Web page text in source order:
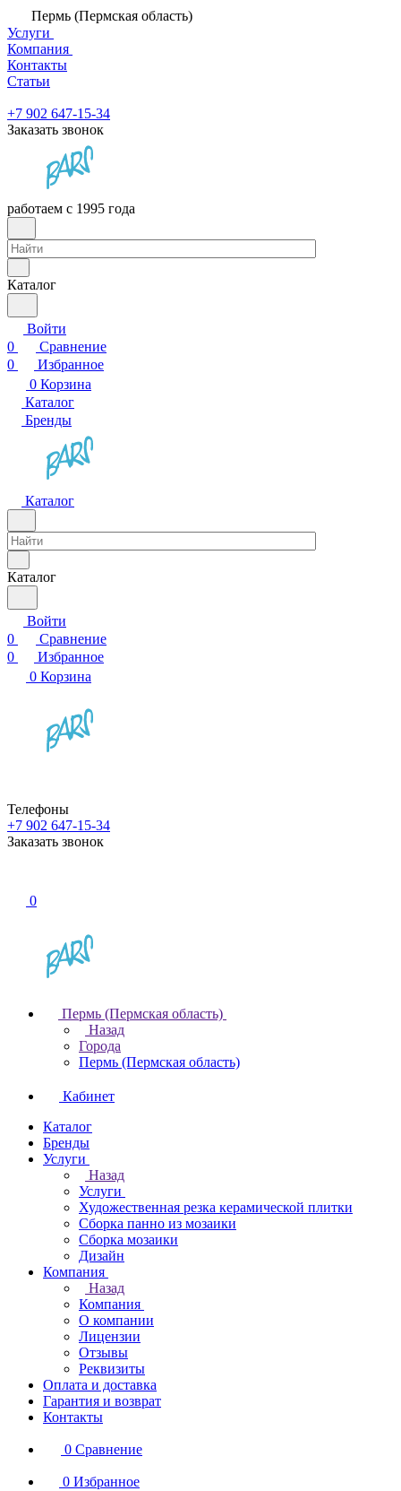
Пермь (Пермская область)
Услуги
Компания
Контакты
Статьи
+7 902 647-15-34
Заказать звонок
работаем с 1995 года
Каталог
Войти
0
Сравнение
0
Избранное
0 Корзина
Каталог
Бренды
Каталог
Каталог
Войти
0
Сравнение
0
Избранное
0 Корзина
Телефоны
+7 902 647-15-34
Заказать звонок
0
Пермь (Пермская область)
Назад
Города
Пермь (Пермская область)
Кабинет
Каталог
Бренды
Услуги
Назад
Услуги
Художественная резка керамической плитки
Сборка панно из мозаики
Сборка мозаики
Дизайн
Компания
Назад
Компания
О компании
Лицензии
Отзывы
Реквизиты
Оплата и доставка
Гарантия и возврат
Контакты
0 Сравнение
0 Избранное